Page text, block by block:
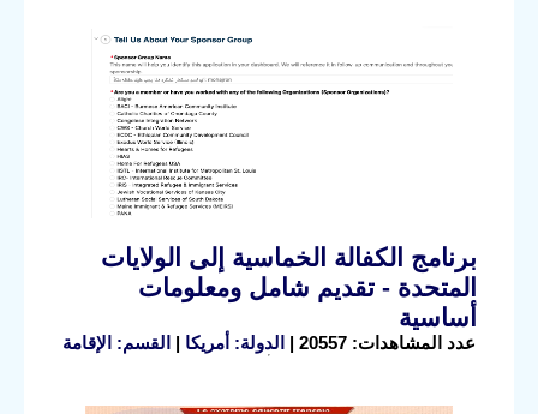
برنامج الكفالة الخماسية إلى الولايات
المتحدة - تقديم شامل ومعلومات
أساسية
عدد المشاهدات: 20557 | الدولة: أمريكا | القسم: الإقامة